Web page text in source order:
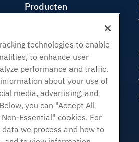
Producten
Hosting door wederverkopers
White Label-wederverkoper
Beheerde Linux VPS
Onbemanig Linux VPS
Beheerde ramen VPS
Onbeheerde Windows VPS
Cloud Servers
technologies to enable
to enhance user
performance and traffic.
about your use of
media, advertising, and
you can "Accept All
Essential" cookies. For
we process and how to